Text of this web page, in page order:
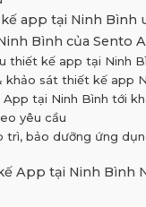
app tại Ninh Bình
Bình của Sento
thiết kế app tại Ninh
khảo sát thiết kế app
tại Ninh Bình tới
yêu cầu
trì, bảo dưỡng ứng
App tại Ninh Bình